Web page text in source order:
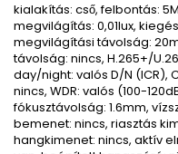
kialakítás: cső, felbontás:
megvilágítás: 0,01lux,
megvilágítási távolság:
távolság: nincs, H.265+/
day/night: valós D/N (ICR),
nincs, WDR: valós (100-
fókusztávolság: 1.6mm,
bemenet: nincs, riasztás
hangkimenet: nincs, aktív